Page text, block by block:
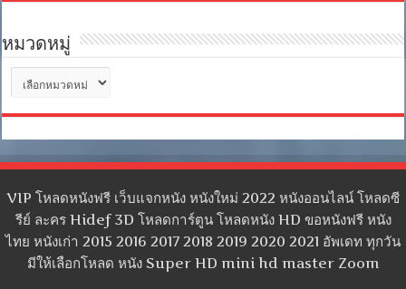
หมวดหมู่
หมวด
หมู่
VIP โหลดหนังฟรี เว็บแจกหนัง หนังใหม่ 2022 หนังออนไลน์ โหลดซี
รีย์ ละคร Hidef 3D โหลดการ์ตูน โหลดหนัง HD ขอหนังฟรี หนัง
ไทย หนังเก่า 2015 2016 2017 2018 2019 2020 2021 อัพเดท ทุกวัน
มีให้เลือกโหลด หนัง Super HD mini hd master Zoom